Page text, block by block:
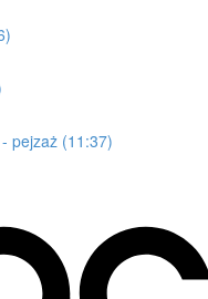
pejzaż (11:37)